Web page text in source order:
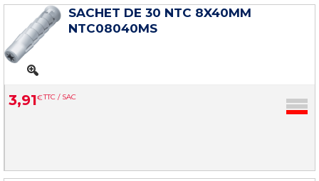
SACHET DE 30 NTC 8X40MM
NTC08040MS
3,91€TTC / SAC